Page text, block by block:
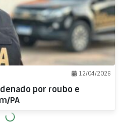
12/04/2026
por roubo e
PA